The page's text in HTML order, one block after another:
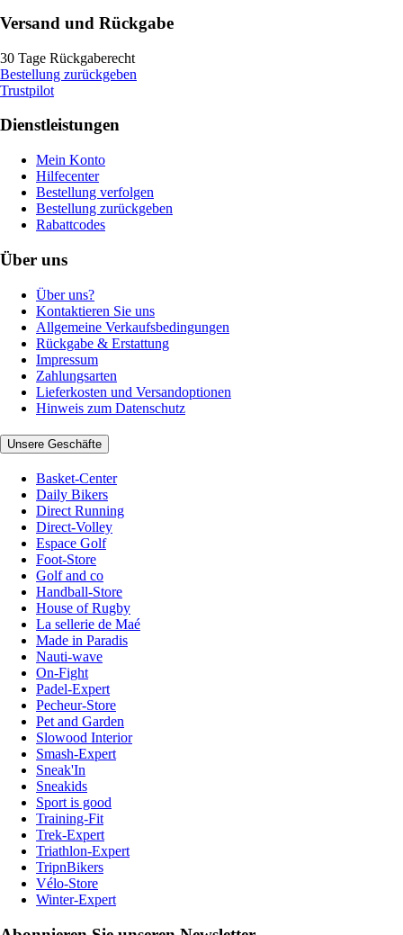
Versand und Rückgabe
30 Tage Rückgaberecht
Bestellung zurückgeben
Trustpilot
Dienstleistungen
Mein Konto
Hilfecenter
Bestellung verfolgen
Bestellung zurückgeben
Rabattcodes
Über uns
Über uns?
Kontaktieren Sie uns
Allgemeine Verkaufsbedingungen
Rückgabe & Erstattung
Impressum
Zahlungsarten
Lieferkosten und Versandoptionen
Hinweis zum Datenschutz
Unsere Geschäfte
Basket-Center
Daily Bikers
Direct Running
Direct-Volley
Espace Golf
Foot-Store
Golf and co
Handball-Store
House of Rugby
La sellerie de Maé
Made in Paradis
Nauti-wave
On-Fight
Padel-Expert
Pecheur-Store
Pet and Garden
Slowood Interior
Smash-Expert
Sneak'In
Sneakids
Sport is good
Training-Fit
Trek-Expert
Triathlon-Expert
TripnBikers
Vélo-Store
Winter-Expert